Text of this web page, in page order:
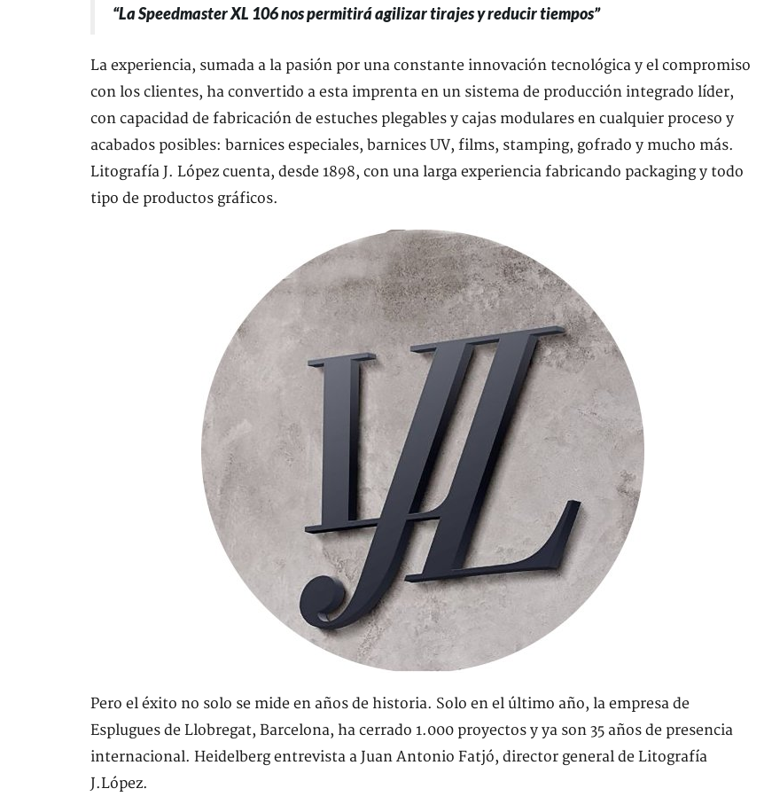
“La Speedmaster XL 106 nos permitirá agilizar tirajes y reducir tiempos”
La experiencia, sumada a la pasión por una constante innovación tecnológica y el compromiso
con los clientes, ha convertido a esta imprenta en un sistema de producción integrado líder,
con capacidad de fabricación de estuches plegables y cajas modulares en cualquier proceso y
acabados posibles: barnices especiales, barnices UV, films, stamping, gofrado y mucho más.
Litografía J. López cuenta, desde 1898, con una larga experiencia fabricando packaging y todo
tipo de productos gráficos.
Pero el éxito no solo se mide en años de historia. Solo en el último año, la empresa de
Esplugues de Llobregat, Barcelona, ha cerrado 1.000 proyectos y ya son 35 años de presencia
internacional. Heidelberg entrevista a Juan Antonio Fatjó, director general de Litografía
J.López.